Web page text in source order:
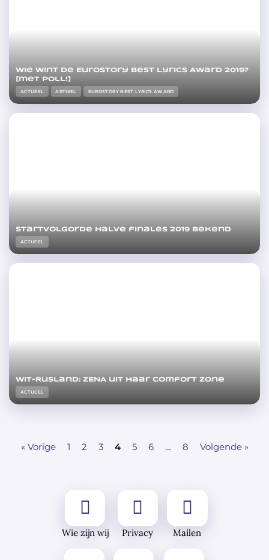
Wie wint de Eurostory Best Lyrics Award 2019?
[met poll!]
ACTUEEL ARTIKEL EUROSTORY BEST LYRICS AWARD
Startvolgorde halve finales 2019 bekend
ACTUEEL
Wit-Rusland: ZENA uit haar comfort zone
ACTUEEL
« Vorige 1 2 3 4 5 6 … 8 Volgende »
Wie zijn wij Privacy Mailen